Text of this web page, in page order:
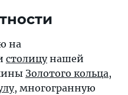
на
столицунашей
Золотого кольца,
, многогранную